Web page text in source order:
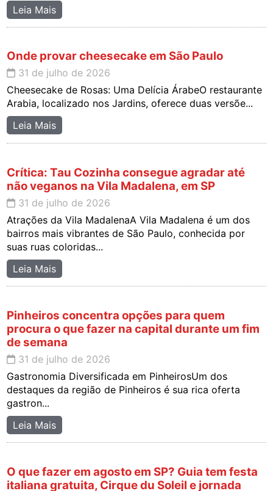
Leia Mais
Onde provar cheesecake em São Paulo
31 de julho de 2026
Cheesecake de Rosas: Uma Delícia ÁrabeO restaurante
Arabia, localizado nos Jardins, oferece duas versõe...
Leia Mais
Crítica: Tau Cozinha consegue agradar até
não veganos na Vila Madalena, em SP
31 de julho de 2026
Atrações da Vila MadalenaA Vila Madalena é um dos
bairros mais vibrantes de São Paulo, conhecida por
suas ruas coloridas...
Leia Mais
Pinheiros concentra opções para quem
procura o que fazer na capital durante um fim
de semana
31 de julho de 2026
Gastronomia Diversificada em PinheirosUm dos
destaques da região de Pinheiros é sua rica oferta
gastron...
Leia Mais
O que fazer em agosto em SP? Guia tem festa
italiana gratuita, Cirque du Soleil e jornada